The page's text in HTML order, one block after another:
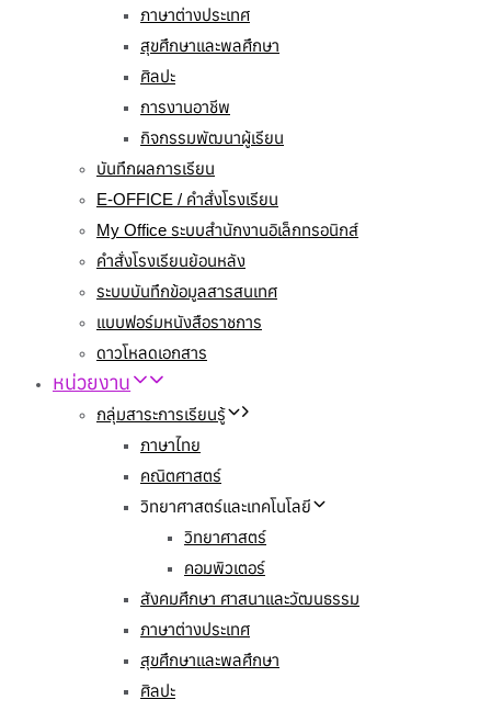
ภาษาต่างประเทศ
สุขศึกษาและพลศึกษา
ศิลปะ
การงานอาชีพ
กิจกรรมพัฒนาผู้เรียน
บันทึกผลการเรียน
E-OFFICE / คำสั่งโรงเรียน
My Office ระบบสำนักงานอิเล็กทรอนิกส์
คำสั่งโรงเรียนย้อนหลัง
ระบบบันทึกข้อมูลสารสนเทศ
แบบฟอร์มหนังสือราชการ
ดาวโหลดเอกสาร
หน่วยงาน
กลุ่มสาระการเรียนรู้
ภาษาไทย
คณิตศาสตร์
วิทยาศาสตร์และเทคโนโลยี
วิทยาศาสตร์
คอมพิวเตอร์
สังคมศึกษา ศาสนาและวัฒนธรรม
ภาษาต่างประเทศ
สุขศึกษาและพลศึกษา
ศิลปะ